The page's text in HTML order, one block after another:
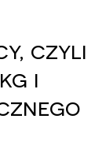
czyli
i